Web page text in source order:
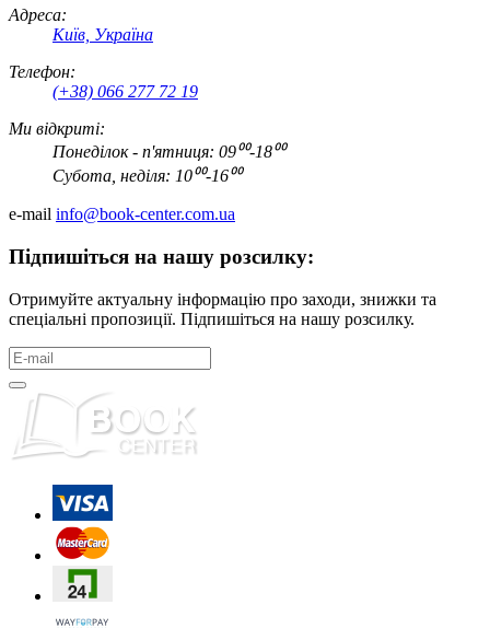
Адреса:
Київ, Україна
Телефон:
(+38) 066 277 72 19
Ми відкриті:
Понеділок - п'ятниця: 09⁰⁰-18⁰⁰
Субота, неділя: 10⁰⁰-16⁰⁰
e-mail info@book-center.com.ua
Підпишіться на нашу розсилку:
Отримуйте актуальну інформацію про заходи, знижки та
спеціальні пропозиції. Підпишіться на нашу розсилку.